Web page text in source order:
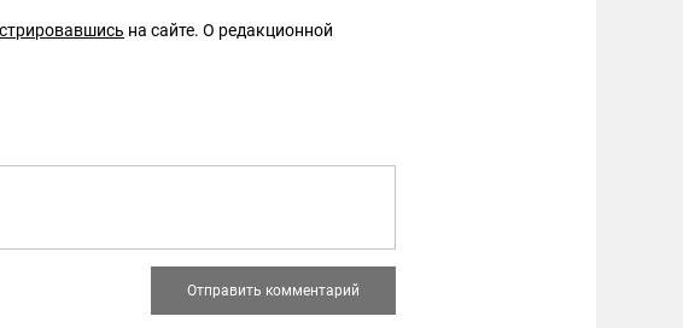
на сайте. О редакционной